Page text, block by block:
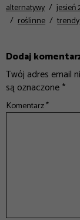
alternatywy jesień
roślinne
trendy
Dodaj
Twój adres email
są oznaczone*
Komentarz*